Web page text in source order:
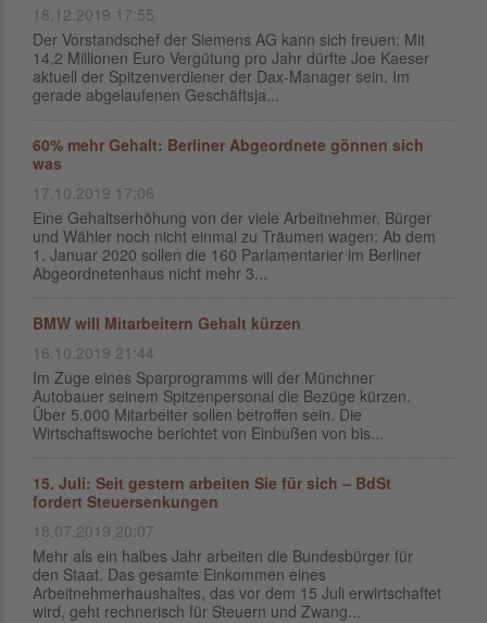
18.12.2019 17:55
Der Vorstandschef der Siemens AG kann sich freuen: Mit
14,2 Millionen Euro Vergütung pro Jahr dürfte Joe Kaeser
aktuell der Spitzenverdiener der Dax-Manager sein. Im
gerade abgelaufenen Geschäftsja...
60% mehr Gehalt: Berliner Abgeordnete gönnen sich
was
17.10.2019 17:06
Eine Gehaltserhöhung von der viele Arbeitnehmer, Bürger
und Wähler noch nicht einmal zu Träumen wagen: Ab dem
1. Januar 2020 sollen die 160 Parlamentarier im Berliner
Abgeordnetenhaus nicht mehr 3...
BMW will Mitarbeitern Gehalt kürzen
16.10.2019 21:44
Im Zuge eines Sparprogramms will der Münchner
Autobauer seinem Spitzenpersonal die Bezüge kürzen.
Über 5.000 Mitarbeiter sollen betroffen sein. Die
Wirtschaftswoche berichtet von Einbußen von bis...
15. Juli: Seit gestern arbeiten Sie für sich – BdSt
fordert Steuersenkungen
18.07.2019 20:07
Mehr als ein halbes Jahr arbeiten die Bundesbürger für
den Staat. Das gesamte Einkommen eines
Arbeitnehmerhaushaltes, das vor dem 15 Juli erwirtschaftet
wird, geht rechnerisch für Steuern und Zwang...